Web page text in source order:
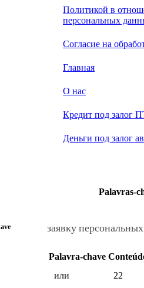
Политикой в
персональных
Согласие на
Главная
О нас
Кредит под залог
Деньги под залог
Palavras-
заявку персональных
Palavra-chave
или
22